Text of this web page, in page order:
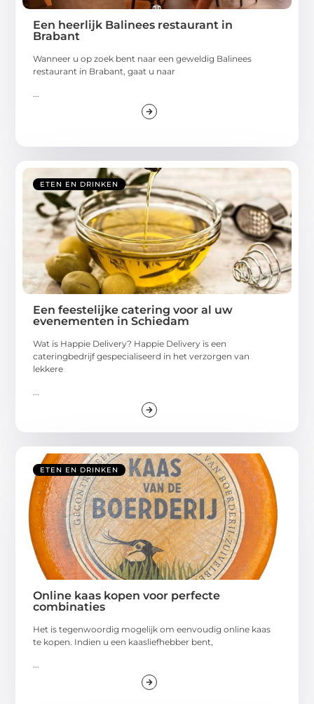
Een heerlijk Balinees restaurant in
Brabant
Wanneer u op zoek bent naar een geweldig Balinees
restaurant in Brabant, gaat u naar
...
ETEN EN DRINKEN
Een feestelijke catering voor al uw
evenementen in Schiedam
Wat is Happie Delivery? Happie Delivery is een
cateringbedrijf gespecialiseerd in het verzorgen van
lekkere
ETEN EN DRINKEN
Online kaas kopen voor perfecte
combinaties
Het is tegenwoordig mogelijk om eenvoudig online kaas
te kopen. Indien u een kaasliefhebber bent,
...